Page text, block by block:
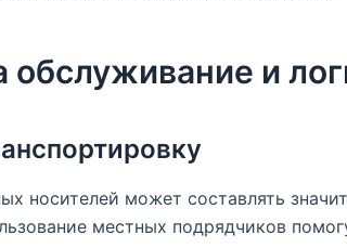
обслуживание и
носителей может составлять
местных подрядчиков